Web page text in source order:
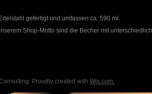
gefertigt und umfassen ca. 590 ml.
Shop-Motto sind die Becher mit
Proudly created with Wix.com.